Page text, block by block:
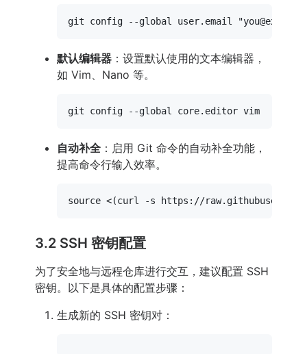
git config --global user.email
默认编辑器 ：设置默认使用的文本编辑器，
如 Vim、Nano 等。
自动补全 ：启用 Git 命令的自动补全功能，
提高命令行输入效率。
source
3.2 SSH 密钥配置
为了安全地与远程仓库进行交互，建议配置 SSH
密钥。以下是具体的配置步骤：
生成新的 SSH 密钥对：